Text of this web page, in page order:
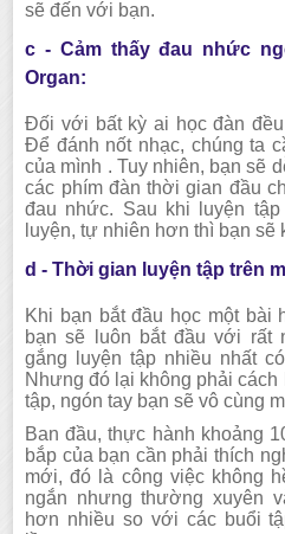
sẽ đến với bạn.
c - Cảm thấy đau nhức
Organ:
Đối với bất kỳ ai học đàn
Để đánh nốt nhạc, chúng ta
của mình . Tuy nhiên, bạn sẽ
các phím đàn thời gian đầu
đau nhức. Sau khi luyện
luyện, tự nhiên hơn thì bạn sẽ
d - Thời gian luyện tập trên
Khi bạn bắt đầu học một bài
bạn sẽ luôn bắt đầu với rất
gắng luyện tập nhiều nhất
Nhưng đó lại không phải cách
tập, ngón tay bạn sẽ vô cùng
Ban đầu, thực hành khoảng
bắp của bạn cần phải thích
mới, đó là công việc không
ngắn nhưng thường xuyên
hơn nhiều so với các buổi